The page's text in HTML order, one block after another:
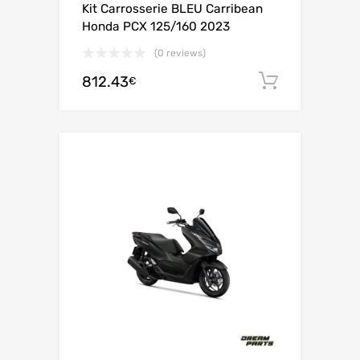
Kit Carrosserie BLEU Carribean
Honda PCX 125/160 2023
(0 reviews)
812.43€